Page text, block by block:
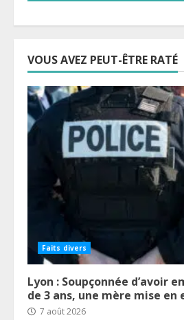
VOUS AVEZ PEUT-ÊTRE RATÉ
Faits divers
Lyon : Soupçonnée d’avoir
de 3 ans, une mère mise en
7 août 2026